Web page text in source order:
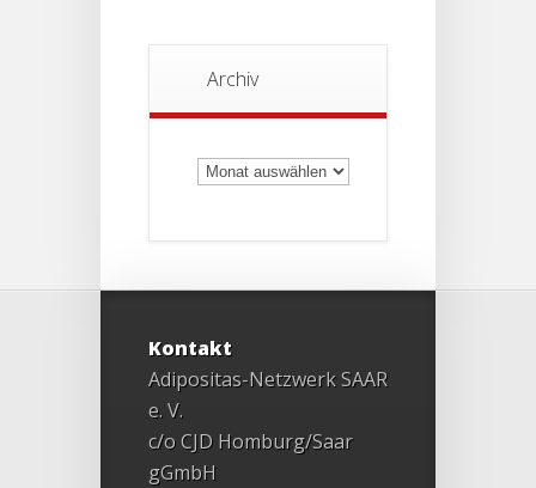
Archiv
Archiv
Kontakt
Adipositas-Netzwerk SAAR
e. V.
c/o CJD Homburg/Saar
gGmbH